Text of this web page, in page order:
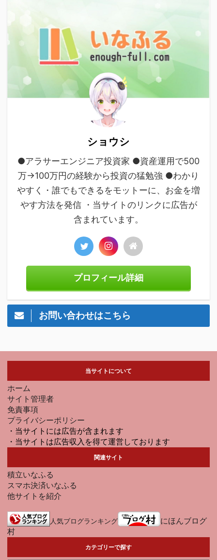
ショウシ
●アラサーエンジニア投資家 ●資産運用で500
万→100万円の経験から投資の猛勉強 ●わかり
やすく・誰でもできるをモットーに、お金を増
やす方法を発信 ・当サイトのリンクに広告が
含まれています。
プロフィール詳細
お問い合わせはこちら
当サイトについて
ホーム
サイト管理者
免責事項
プライバシーポリシー
・当サイトには広告が含まれます
・当サイトは広告収入を得て運営しております
関連サイト
積立いなふる
スマホ決済いなふる
他サイトを紹介
人気ブログランキング
にほんブログ
村
カテゴリーで探す